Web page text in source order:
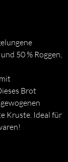
50 % Roggen,
Brot
Kruste. Ideal für